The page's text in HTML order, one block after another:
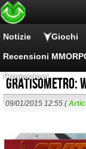
Notizie Giochi
Recensioni
Promozioni
Gratisometro:
09/01/2015 12:55 (